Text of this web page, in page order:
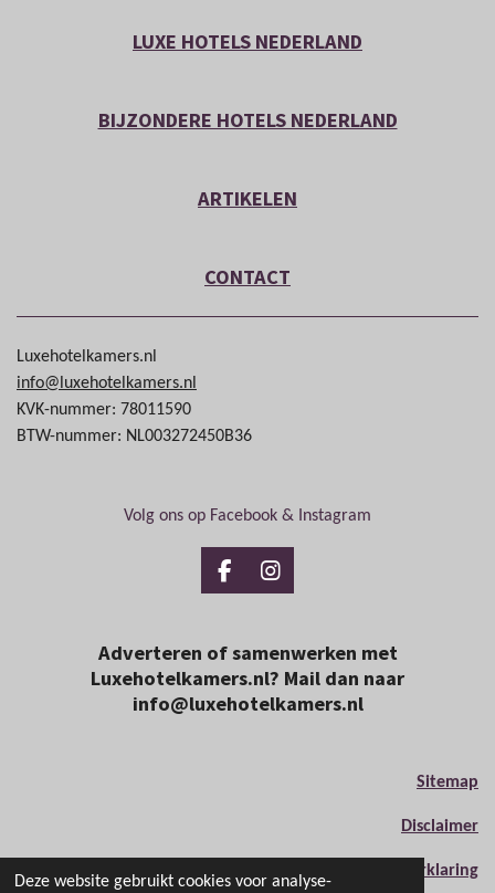
Deze website gebruikt cookies voor analyse-
LUXE HOTELS NEDERLAND
BIJZONDERE HOTELS NEDERLAND
ARTIKELEN
CONTACT
Luxehotelkamers.nl
info@luxehotelkamers.nl
KVK-nummer: 78011590
BTW-nummer: NL003272450B36
Volg ons op Facebook & Instagram
F
a
b
o
o
I
n
a
g
r
Adverteren of samenwerken met
Luxehotelkamers.nl? Mail dan naar
info@luxehotelkamers.nl
Sitemap
Disclaimer
Privacyverklaring